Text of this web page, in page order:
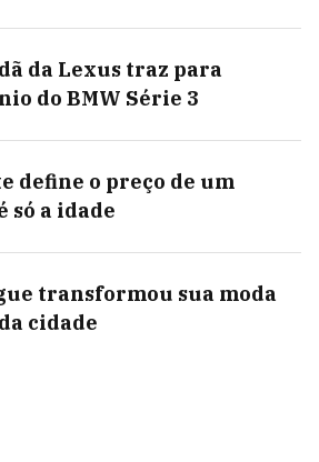
da Lexus traz para
do BMW Série 3
define o preço de um
só a idade
transformou sua moda
cidade